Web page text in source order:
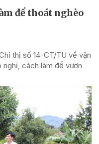
để thoát nghèo
thị số 14-CT/TU về vận
cách làm để vươn